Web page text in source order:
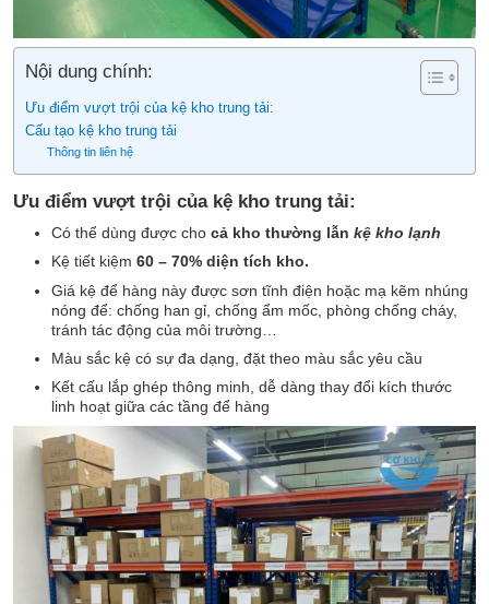
Nội dung chính:
Ưu điểm vượt trội của kệ kho trung tải:
Cấu tạo kệ kho trung tải
Thông tin liên hệ
Ưu điểm vượt trội của kệ kho trung tải:
Có thể dùng được cho cả kho thường lẫnkệ kho lạnh
Kệ tiết kiệm 60 – 70% diện tích kho.
Giá kệ để hàng này được sơn tĩnh điện hoặc mạ kẽm nhúng
nóng để: chống han gỉ, chống ẩm mốc, phòng chống cháy,
tránh tác động của môi trường…
Màu sắc kệ có sự đa dạng, đặt theo màu sắc yêu cầu
Kết cấu lắp ghép thông minh, dễ dàng thay đổi kích thước
linh hoạt giữa các tầng để hàng